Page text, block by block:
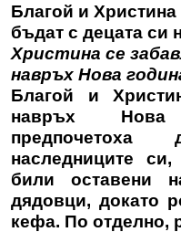
Благой и Христина
бъдат с децата си
Христина се
навръх Нова
Благой и
навръх Нова
наследниците
били оставени
дядовци, докато
кефа. По отделно,